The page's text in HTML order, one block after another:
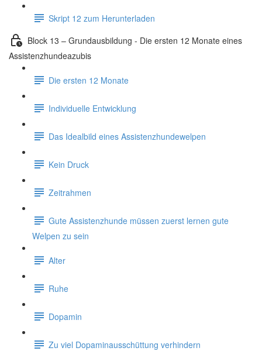
Skript 12 zum Herunterladen
Block 13 – Grundausbildung - Die ersten 12 Monate eines
Assistenzhundeazubis
Die ersten 12 Monate
Individuelle Entwicklung
Das Idealbild eines Assistenzhundewelpen
Kein Druck
Zeitrahmen
Gute Assistenzhunde müssen zuerst lernen gute
Welpen zu sein
Alter
Ruhe
Dopamin
Zu viel Dopaminausschüttung verhindern